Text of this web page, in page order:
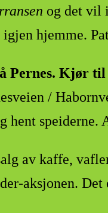
og det vil
hjemme.
Pernes. Kjør til
/
hent
av kaffe,
aksjonen.